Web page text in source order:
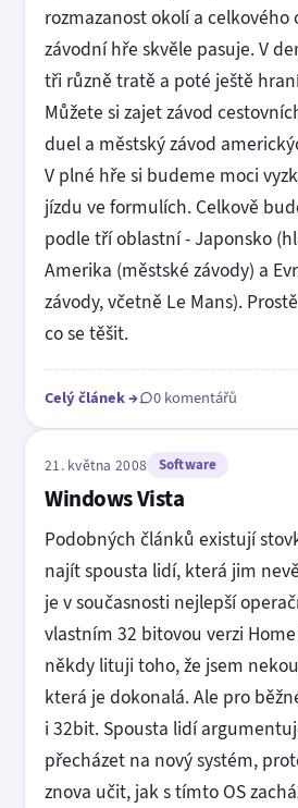
rozmazanost okolí a celkového
závodní hře skvěle pasuje. V
tři různě tratě a poté ještě
Můžete si zajet závod
duel a městský závod
V plné hře si budeme moci
jízdu ve formulích. Celkově
podle tří oblastní - Japonsko
Amerika (městské závody) a
závody, včetně Le Mans).
co se těšit.
Celý článek→ 0 komentářů
21. května 2008 Software
Windows Vista
Podobných článků existují
najít spousta lidí, která jim
je v současnosti nejlepší
vlastním 32 bitovou verzi
někdy lituji toho, že jsem
která je dokonalá. Ale pro
i 32bit. Spousta lidí
přecházet na nový systém,
znova učit, jak s tímto OS